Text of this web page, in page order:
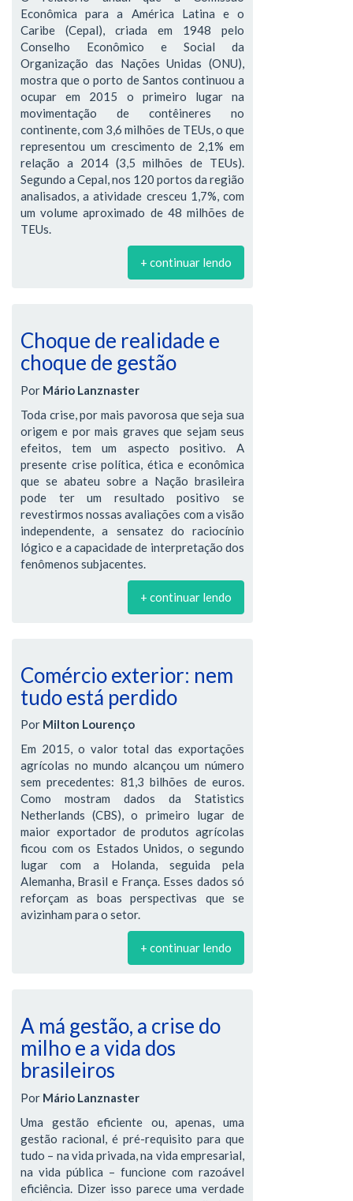
Econômica para a América Latina e o
Caribe (Cepal), criada em 1948 pelo
Conselho Econômico e Social da
Organização das Nações Unidas (ONU),
mostra que o porto de Santos continuou a
ocupar em 2015 o primeiro lugar na
movimentação de contêineres no
continente, com 3,6 milhões de TEUs, o que
representou um crescimento de 2,1% em
relação a 2014 (3,5 milhões de TEUs).
Segundo a Cepal, nos 120 portos da região
analisados, a atividade cresceu 1,7%, com
um volume aproximado de 48 milhões de
TEUs.
+ continuar lendo
Choque de realidade e
choque de gestão
Por Mário Lanznaster
Toda crise, por mais pavorosa que seja sua
origem e por mais graves que sejam seus
efeitos, tem um aspecto positivo. A
presente crise política, ética e econômica
que se abateu sobre a Nação brasileira
pode ter um resultado positivo se
revestirmos nossas avaliações com a visão
independente, a sensatez do raciocínio
lógico e a capacidade de interpretação dos
fenômenos subjacentes.
+ continuar lendo
Comércio exterior: nem
tudo está perdido
Por Milton Lourenço
Em 2015, o valor total das exportações
agrícolas no mundo alcançou um número
sem precedentes: 81,3 bilhões de euros.
Como mostram dados da Statistics
Netherlands (CBS), o primeiro lugar de
maior exportador de produtos agrícolas
ficou com os Estados Unidos, o segundo
lugar com a Holanda, seguida pela
Alemanha, Brasil e França. Esses dados só
reforçam as boas perspectivas que se
avizinham para o setor.
+ continuar lendo
A má gestão, a crise do
milho e a vida dos
brasileiros
Por Mário Lanznaster
Uma gestão eficiente ou, apenas, uma
gestão racional, é pré-requisito para que
tudo – na vida privada, na vida empresarial,
na vida pública – funcione com razoável
eficiência. Dizer isso parece uma verdade